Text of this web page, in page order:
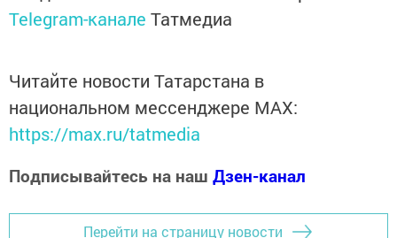
Telegram-канале Татмедиа
Читайте новости Татарстана в
национальном мессенджере MАХ:
https://max.ru/tatmedia
Подписывайтесь на наш Дзен-канал
Перейти на страницу новости